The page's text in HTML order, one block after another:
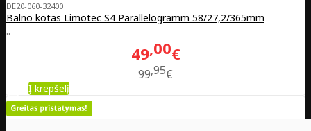
DE20-060-32400
Balno kotas Limotec S4 Parallelogramm 58/27,2/365mm
..
49 00€
99 95€
Į krepšelį